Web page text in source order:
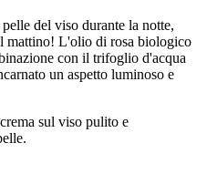
del viso durante la notte,
mattino! L'olio di rosa biologico
con il trifoglio d'acqua
un aspetto luminoso e
sul viso pulito e